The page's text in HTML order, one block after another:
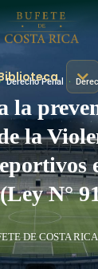
Derecho Penal ·
la
la
N°
DE COSTA RICA